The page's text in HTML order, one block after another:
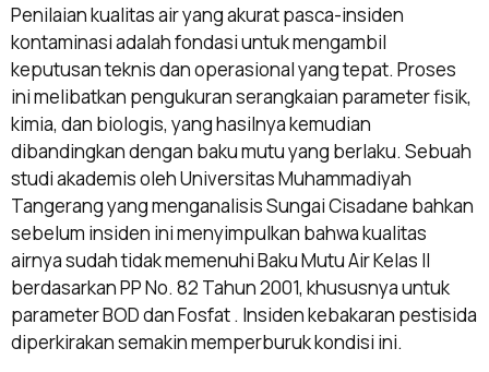
Penilaian kualitas air yang akurat pasca-insiden
kontaminasi adalah fondasi untuk mengambil
keputusan teknis dan operasional yang tepat. Proses
ini melibatkan pengukuran serangkaian parameter fisik,
kimia, dan biologis, yang hasilnya kemudian
dibandingkan dengan baku mutu yang berlaku. Sebuah
studi akademis oleh Universitas Muhammadiyah
Tangerang yang menganalisis Sungai Cisadane bahkan
sebelum insiden ini menyimpulkan bahwa kualitas
airnya sudah tidak memenuhi Baku Mutu Air Kelas II
berdasarkan PP No. 82 Tahun 2001, khususnya untuk
parameter BOD dan Fosfat . Insiden kebakaran pestisida
diperkirakan semakin memperburuk kondisi ini.